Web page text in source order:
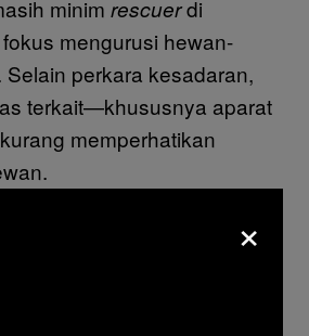
minim rescuerdi
mengurusi hewan-
Selain perkara kesadaran,
terkait—khususnya aparat
memperhatikan
×